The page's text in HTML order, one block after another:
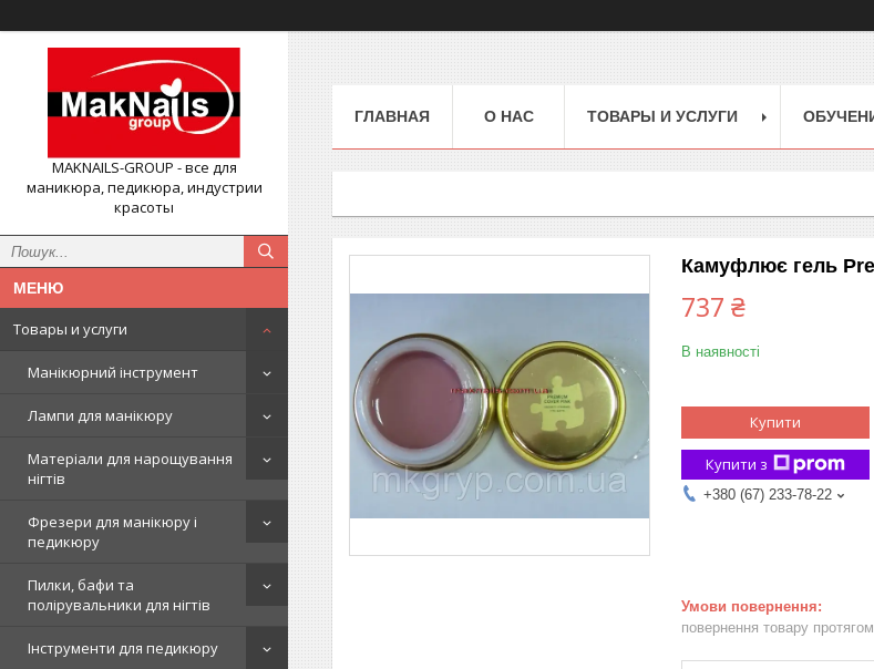
MAKNAILS-GROUP - все для
маникюра, педикюра, индустрии
красоты
Товары и услуги
Манікюрний інструмент
Лампи для манікюру
Матеріали для нарощування
нігтів
Фрезери для манікюру і
педикюру
Пилки, бафи та
полірувальники для нігтів
Інструменти для педикюру
ГЛАВНАЯ О НАС ТОВАРЫ И УСЛУГИ
Камуфлює гель
737 ₴
В наявності
Купити
Купити з
+380 (67) 233-78-22
повернення товару